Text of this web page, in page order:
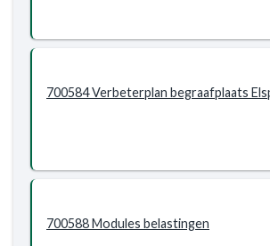
700584 Verbeterplan begraafplaats
700588 Modules belastingen